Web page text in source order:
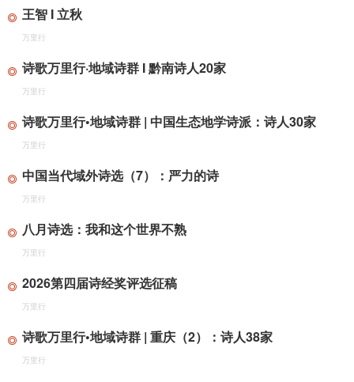
王智 I 立秋
万里行
诗歌万里行·地域诗群 I 黔南诗人20家
万里行
诗歌万里行•地域诗群 | 中国生态地学诗派：诗人30家
万里行
中国当代域外诗选（7）：严力的诗
万里行
八月诗选：我和这个世界不熟
万里行
2026第四届诗经奖评选征稿
万里行
诗歌万里行•地域诗群 | 重庆（2）：诗人38家
万里行